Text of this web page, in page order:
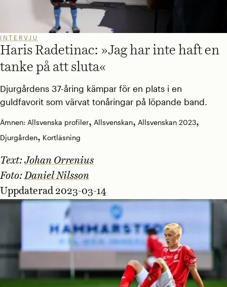
INTERVJU
Haris Radetinac: »Jag har inte haft en
tanke på att sluta«
Djurgårdens 37-åring kämpar för en plats i en
guldfavorit som värvat tonåringar på löpande band.
Ämnen: Allsvenska profiler, Allsvenskan, Allsvenskan 2023,
Djurgården, Kortläsning
Text: Johan Orrenius
Foto: Daniel Nilsson
Uppdaterad 2023-03-14